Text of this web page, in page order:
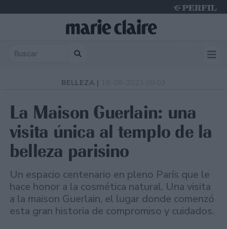
BELLEZA |
La Maison Guerlain: una
visita única al templo de la
belleza parisino
Un espacio centenario en pleno París que le
hace honor a la cosmética natural. Una visita
a la maison Guerlain, el lugar donde comenzó
esta gran historia de compromiso y cuidados.